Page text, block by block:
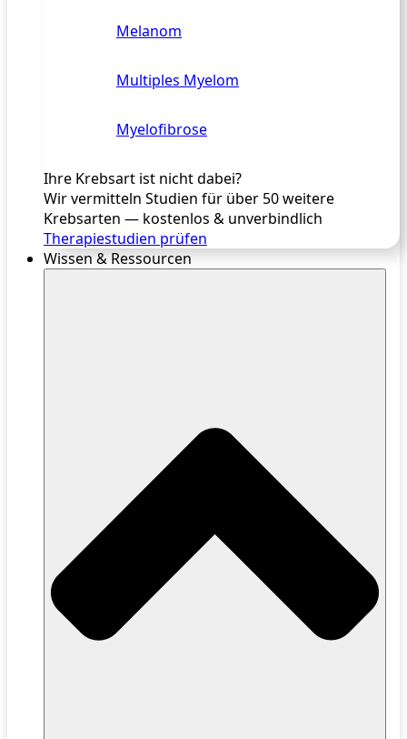
Melanom
Multiples Myelom
Myelofibrose
Ihre Krebsart ist nicht dabei?
Wir vermitteln Studien für über 50 weitere
Krebsarten — kostenlos & unverbindlich
Therapiestudien prüfen
Wissen & Ressourcen